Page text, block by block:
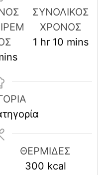
ΣΥΝΟΛΙΚΟΣ
ΧΡΟΝΟΣ
1 hour
hr 10 minutes
mins
ΘΕΡΜΙΔΕΣ
300 kcal